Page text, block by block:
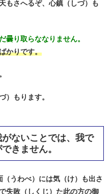
もさへるぞ、心鎮（しづ）も
曇り取らななりません。
かりです。
）もります。
ないことでは、我で
きません。
うわべ）には気（け）も出さ
失敗（しくじ）た此の方の御